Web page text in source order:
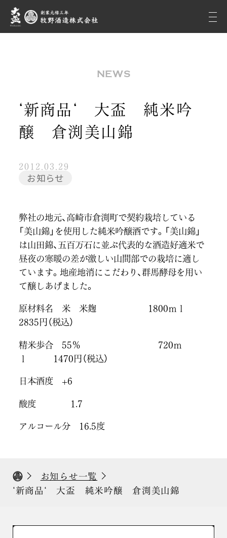
NEWS
‘新商品‘ 大盃 純米吟
醸 倉渕美山錦
2012.03.29
お知らせ
弊社の地元、高崎市倉渕町で契約栽培している
「美山錦」を使用した純米吟醸酒です。「美山錦」
は山田錦、五百万石に並ぶ代表的な酒造好適米で
昼夜の寒暖の差が激しい山間部での栽培に適し
ています。地産地消にこだわり、群馬酵母を用い
て醸しあげました。
原材料名 米 米麹 1800ｍｌ
2835円（税込）
精米歩合 55％ 720ｍ
ｌ 1470円（税込）
日本酒度 +6
酸度 1.7
アルコール分 16.5度
お知らせ一覧
‘新商品‘ 大盃 純米吟醸 倉渕美山錦